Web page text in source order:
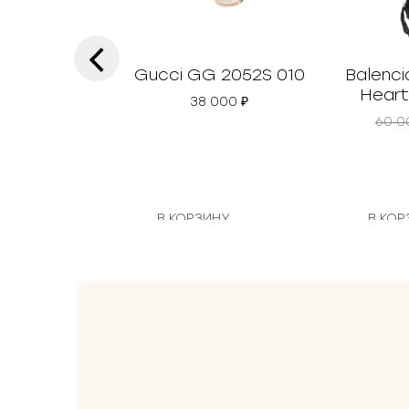
Gucci GG 2052S 010
38 000₽
В КОРЗИНУ
60
В
‹